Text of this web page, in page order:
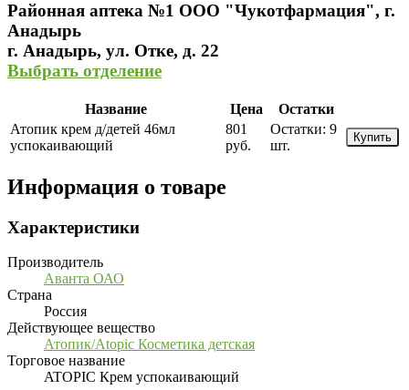
Районная аптека №1 ООО "Чукотфармация", г.
Анадырь
г. Анадырь, ул. Отке, д. 22
Выбрать отделение
Название Цена
Остатки
Атопик крем д/детей 46мл
успокаивающий
801
руб.
Остатки: 9
шт.
Купить
Информация о товаре
Характеристики
Производитель
Аванта ОАО
Страна
Россия
Действующее вещество
Атопик/Atopic Косметика детская
Торговое название
ATOPIC Крем успокаивающий